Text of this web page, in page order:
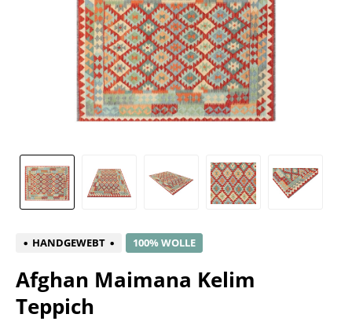
HANDGEWEBT 100% WOLLE
Afghan Maimana Kelim
Teppich